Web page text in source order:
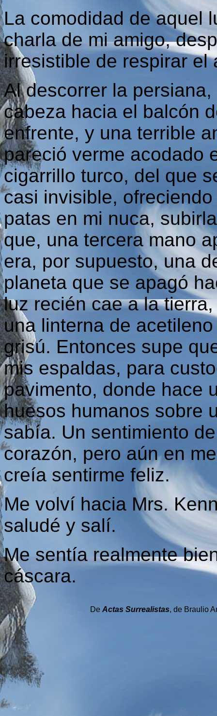
La comodidad de aquel
charla de mi amigo,
irresistible de respirar el
Al descorrer la
cabeza hacia el balcón
enfrente, y una terrible
pareció verme acodado
cigarrillo turco, del que
casi invisible,
patas en mi nuca,
que, una tercera mano
era, por supuesto, una
planeta que se apagó
luz recién cae a la
una linterna de
grisú. Entonces supe
mis espaldas, para
pavimento, donde hace
huesos humanos sobre
sabía. Un sentimiento
corazón, pero aún en
creía sentirme feliz.
Me volví hacia Mrs.
saludé y salí.
Me sentía realmente
cáscara.
De Actas Surrealistas, de Braulio